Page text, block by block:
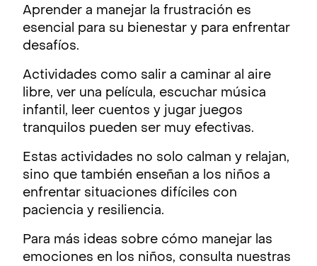
Aprender a manejar la frustración es
esencial para su bienestar y para enfrentar
desafíos.
Actividades como salir a caminar al aire
libre, ver una película, escuchar música
infantil, leer cuentos y jugar juegos
tranquilos pueden ser muy efectivas.
Estas actividades no solo calman y relajan,
sino que también enseñan a los niños a
enfrentar situaciones difíciles con
paciencia y resiliencia.
Para más ideas sobre cómo manejar las
emociones en los niños, consulta nuestras